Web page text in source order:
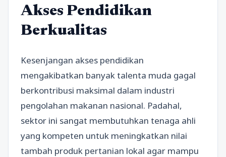
Akses Pendidikan
Berkualitas
Kesenjangan akses pendidikan
mengakibatkan banyak talenta muda gagal
berkontribusi maksimal dalam industri
pengolahan makanan nasional. Padahal,
sektor ini sangat membutuhkan tenaga ahli
yang kompeten untuk meningkatkan nilai
tambah produk pertanian lokal agar mampu